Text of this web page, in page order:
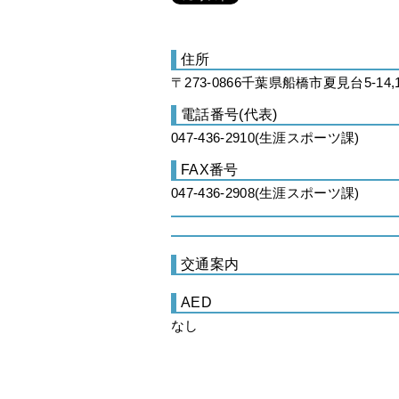
住所
〒273-0866千葉県船橋市夏見台5-
電話番号(代表)
047-436-2910(生涯スポーツ課)
FAX番号
047-436-2908(生涯スポーツ課)
交通案内
AED
なし